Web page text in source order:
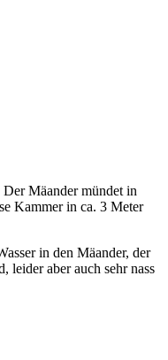
Mäander mündet in
Kammer in ca. 3 Meter
in den Mäander, der
leider aber auch sehr nass